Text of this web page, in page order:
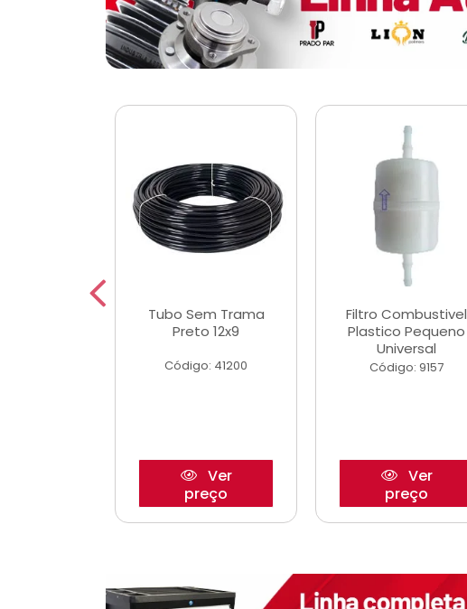
Tubo Sem Trama
Preto 12x9
Código: 41200
Ver
preço
Filtro Combustivel
Plastico Pequeno
Universal
Código: 9157
Ver
preço